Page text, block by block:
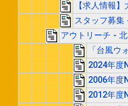
【求人情報
スタッフ募
アウトリーチ -
「台風ウ
2024年度
2006年度
2012年度